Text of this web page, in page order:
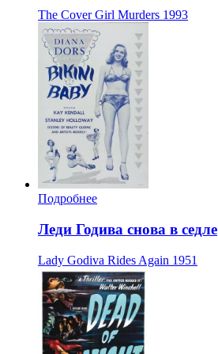
The Cover Girl Murders 1993
Подробнее
Леди Годива снова в седле
Lady Godiva Rides Again 1951